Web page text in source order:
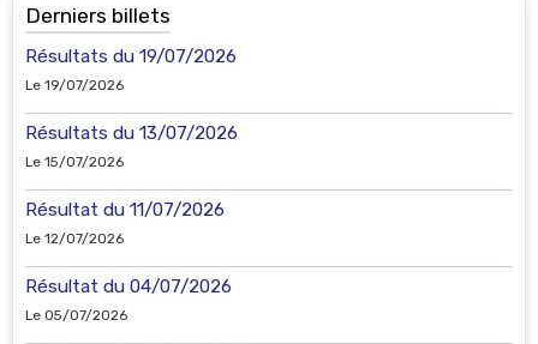
Derniers billets
Résultats du 19/07/2026
Le 19/07/2026
Résultats du 13/07/2026
Le 15/07/2026
Résultat du 11/07/2026
Le 12/07/2026
Résultat du 04/07/2026
Le 05/07/2026